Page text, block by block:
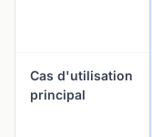
Cas d'utilisation
principal